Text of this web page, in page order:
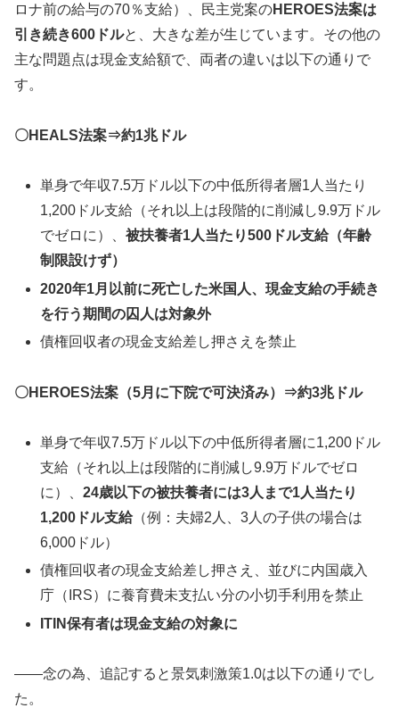
ロナ前の給与の70％支給）、民主党案のHEROES法案は
引き続き600ドルと、大きな差が生じています。その他の
主な問題点は現金支給額で、両者の違いは以下の通りで
す。
〇HEALS法案⇒約1兆ドル
単身で年収7.5万ドル以下の中低所得者層1人当たり
1,200ドル支給（それ以上は段階的に削減し9.9万ドル
でゼロに）、被扶養者1人当たり500ドル支給（年齢
制限設けず）
2020年1月以前に死亡した米国人、現金支給の手続き
を行う期間の囚人は対象外
債権回収者の現金支給差し押さえを禁止
〇HEROES法案（5月に下院で可決済み）⇒約3兆ドル
単身で年収7.5万ドル以下の中低所得者層に1,200ドル
支給（それ以上は段階的に削減し9.9万ドルでゼロ
に）、24歳以下の被扶養者には3人まで1人当たり
1,200ドル支給（例：夫婦2人、3人の子供の場合は
6,000ドル）
債権回収者の現金支給差し押さえ、並びに内国歳入
庁（IRS）に養育費未支払い分の小切手利用を禁止
ITIN保有者は現金支給の対象に
――念の為、追記すると景気刺激策1.0は以下の通りでし
た。